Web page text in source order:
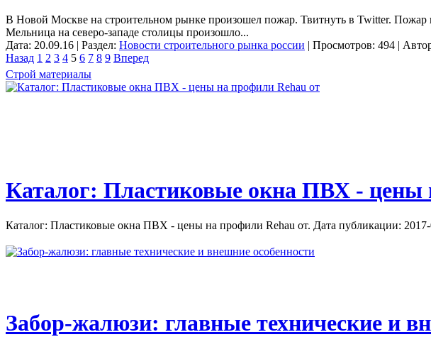
В Новой Москве на строительном рынке произошел пожар. Твитнуть в Twitter.
Мельница на северо-западе столицы произошло...
Дата: 20.09.16 | Раздел: Новости строительного рынка россии | Просмотров: 494 |
Назад 1 2 3 4 5 6 7 8 9 Вперед
Строй материалы
Каталог: Пластиковые окна ПВХ - цены
Каталог: Пластиковые окна ПВХ - цены на профили Rehau от. Дата публикации:
Забор-жалюзи: главные технические и